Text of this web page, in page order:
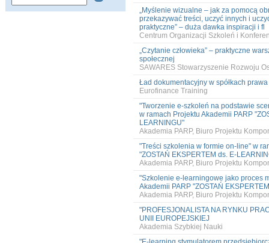
„Myślenie wizualne – jak za pomocą
przekazywać treści, uczyć innych i
praktyczne” – duża dawka inspiracji i fl
Centrum Organizacji Szkoleń i
„Czytanie człowieka” – praktyczne
społecznej
SAWARES Stowarzyszenie Rozwoju
Ład dokumentacyjny w spółkach
Eurofinance Training
"Tworzenie e-szkoleń na podstawie
w ramach Projektu Akademii PARP
LEARNINGU"
Akademia PARP, Biuro Projektu
"Treści szkolenia w formie on-line" w
"ZOSTAŃ EKSPERTEM ds. E-
Akademia PARP, Biuro Projektu
"Szkolenie e-learningowe jako proces
Akademii PARP "ZOSTAŃ
Akademia PARP, Biuro Projektu
"PROFESJONALISTA NA RYNKU
UNII EUROPEJSKIEJ
Akademia Szybkiej Nauki